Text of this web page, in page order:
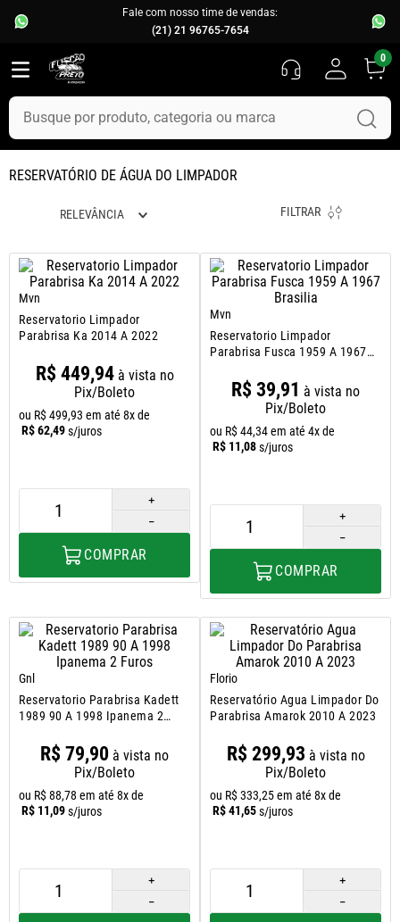
Fale com nosso time de vendas:
(21) 21 96765-7654
0
Busque por produto, categoria ou marca
RESERVATÓRIO DE ÁGUA DO LIMPADOR
RELEVÂNCIA FILTRAR
Mvn
Reservatorio Limpador
Parabrisa Ka 2014 A 2022
R$ 449,94à vista no
Pix/Boleto
ou R$499,93 em até 8x de
R$62,49s/juros
＋
－
COMPRAR
Mvn
Reservatorio Limpador
Parabrisa Fusca 1959 A 1967
R$ 39,91 à vista no
Pix/Boleto
ou R$44,34em até 4x de
R$ 11,08s/juros
＋
－
COMPRAR
Gnl
Reservatorio Parabrisa Kadett
1989 90 A 1998 Ipanema 2
R$ 79,90 à vista no
Pix/Boleto
ou R$88,78 em até 8x de
R$ 11,09s/juros
＋
－
Florio
Reservatório Agua Limpador Do
Parabrisa Amarok 2010 A 2023
R$ 299,93 à vista no
Pix/Boleto
ou R$333,25em até 8x de
R$41,65s/juros
＋
－
1º
fusca
capo
parachoque
opala
assoalho
calha chuva